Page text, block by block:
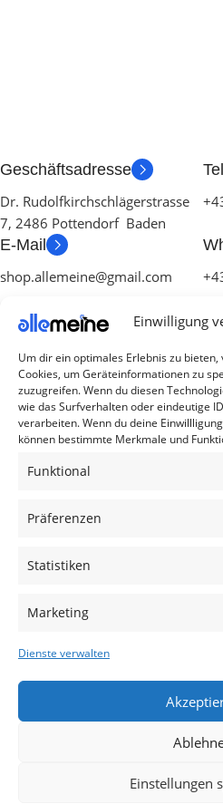
Einwilligung
Um dir ein optimales Erlebnis zu
Cookies, um Geräteinformationen zu
zuzugreifen. Wenn du diesen
wie das Surfverhalten oder eindeutige
verarbeiten. Wenn du deine
können bestimmte Merkmale und
Funktional
Präferenzen
Statistiken
Marketing
Dienste verwalten
Einstellungen
Geschäftsadresse
Dr. Rudolfkirchschlägerstrasse
7, 2486 Pottendorf Baden
E-Mail
shop.allemeine@gmail.com
Die Produkte, die Sie wünschen,
erreichen können, sind gleichzeitig
Welt hier.
Kategorien
Handy Zubehör
Airpod Zubehör
Gamingsachen